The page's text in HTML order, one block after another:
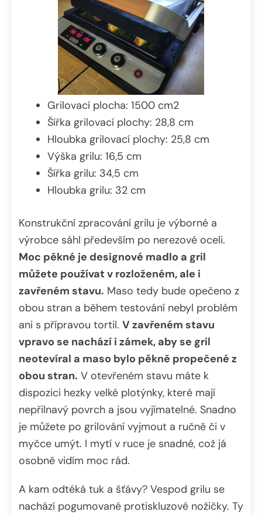
Grilovací plocha: 1500 cm2
Šířka grilovací plochy: 28,8 cm
Hloubka grilovací plochy: 25,8 cm
Výška grilu: 16,5 cm
Šířka grilu: 34,5 cm
Hloubka grilu: 32 cm
Konstrukční zpracování grilu je výborné a
výrobce sáhl především po nerezové oceli.
Moc pěkné je designové madlo a gril
můžete používat v rozloženém, ale i
zavřeném stavu. Maso tedy bude opečeno z
obou stran a během testování nebyl problém
ani s přípravou tortil. V zavřeném stavu
vpravo se nachází i zámek, aby se gril
neotevíral a maso bylo pěkně propečené z
obou stran. V otevřeném stavu máte k
dispozici hezky velké plotýnky, které mají
nepřilnavý povrch a jsou vyjímatelné. Snadno
je můžete po grilování vyjmout a ručně či v
myčce umýt. I mytí v ruce je snadné, což já
osobně vidím moc rád.
A kam odtéká tuk a šťávy? Vespod grilu se
nachází pogumované protiskluzové nožičky. Ty